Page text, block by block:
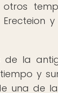
de la
y
una de